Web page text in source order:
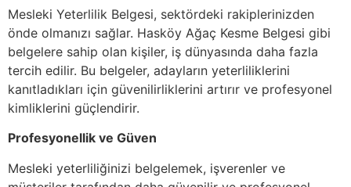
Mesleki Yeterlilik Belgesi, sektördeki rakiplerinizden
önde olmanızı sağlar. Hasköy Ağaç Kesme Belgesi gibi
belgelere sahip olan kişiler, iş dünyasında daha fazla
tercih edilir. Bu belgeler, adayların yeterliliklerini
kanıtladıkları için güvenilirliklerini artırır ve profesyonel
kimliklerini güçlendirir.
Profesyonellik ve Güven
Mesleki yeterliliğinizi belgelemek, işverenler ve